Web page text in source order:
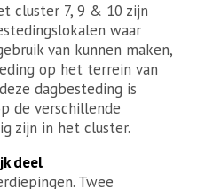
cluster 7, 9 & 10 zijn
waar
van kunnen maken,
op het terrein van
dagbesteding is
de verschillende
zijn in het cluster.
deel
Twee